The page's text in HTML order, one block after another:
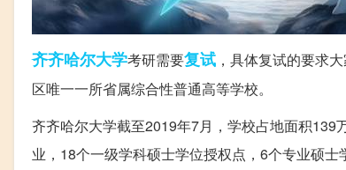
齐齐哈尔大学考研需要复试 ，具体复试的要求
区唯一一所省属综合性普通高等学校。
齐齐哈尔大学截至2019年7月，学校占地面积
业，18个一级学科硕士学位授权点，6个专业硕